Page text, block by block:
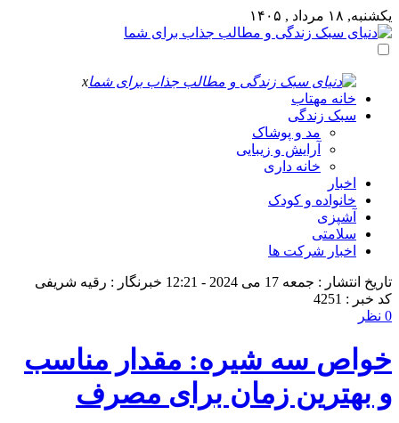
یکشنبه, ۱۸ مرداد , ۱۴۰۵
x
خانه مهتاب
سبک زندگی
مد و پوشاک
آرایش و زیبایی
خانه داری
اخبار
خانواده و کودک
آشپزی
سلامتی
اخبار شرکت ها
تاریخ انتشار : جمعه 17 می 2024 - 12:21
خبرنگار : رقیه شریفی
کد خبر : 4251
0 نظر
خواص سه شیره: مقدار مناسب
و بهترین زمان برای مصرف